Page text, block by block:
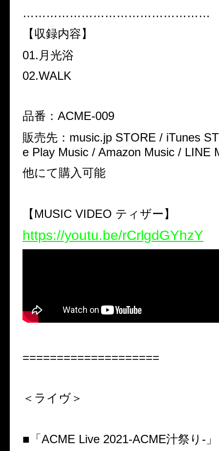
…………………………………………
【収録内容】
01.月光浴
02.WALK
品番：ACME-009
販売先： music.jp STORE / iTunes
e Play Music / Amazon Music / LINE
他にて購入可能
【MUSIC VIDEO ティザー】
https://youtu.be/rCrlgdGYhzY
====================
＜ライヴ＞
■「ACME Live 2021-ACME汁祭り-」